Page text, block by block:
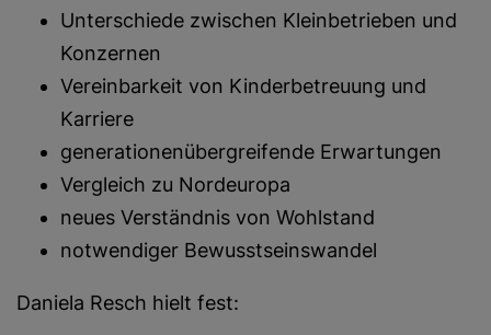
Unterschiede zwischen Kleinbetrieben und
Konzernen
Vereinbarkeit von Kinderbetreuung und
Karriere
generationenübergreifende Erwartungen
Vergleich zu Nordeuropa
neues Verständnis von Wohlstand
notwendiger Bewusstseinswandel
Daniela Resch hielt fest: